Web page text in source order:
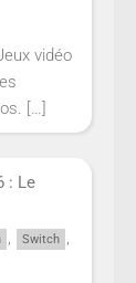
vidéo
[…]
: Le
, Switch ,